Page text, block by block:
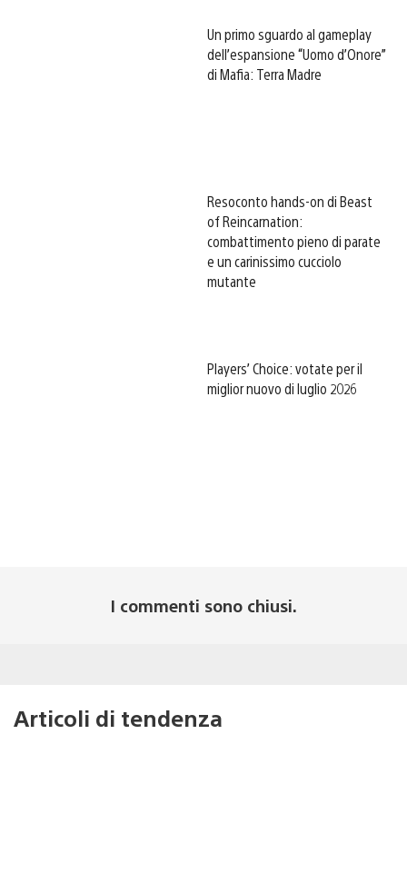
Un primo sguardo al gameplay
dell’espansione “Uomo d’Onore”
di Mafia: Terra Madre
Resoconto hands-on di Beast
of Reincarnation:
combattimento pieno di parate
e un carinissimo cucciolo
mutante
Players’ Choice: votate per il
miglior nuovo di luglio 2026
I commenti sono chiusi.
Articoli di tendenza